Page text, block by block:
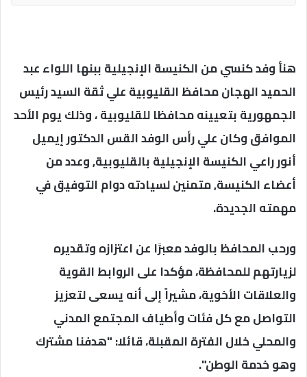
هنأ وفد كنسي من الكنيسة الإنجيلية ببنها اللواء عبد
الحميد الهجان محافظ القليوبية علي ثقة السيد رئيس
الجمهورية بتعيينه محافظا للقليوبية ، وذلك يوم الأحد
الموافق وكان علي رأس الوفد القس الدكتور إيميل
أنور راعي الكنيسة الإنجيلية بالقليوبية, وعدد من
أعضاء الكنيسة, متمنين لسيادته دوام التوفيق في
مهمته الجديدة.
ورحب المحافظ بالوفد معبرًا عن اعتزازه وتقديره
لزيارتهم للمحافظة، مؤكدا على الروابط القوية
والعلاقات الأخوية، مشيراً إلى أنه يسعى لتعزيز
التواصل مع كل فئات وأطياف المجتمع المدني
والمحلي خلال الفترة المقبلة، قائلا: "هدفنا مشترك
وهو خدمة الوطن".